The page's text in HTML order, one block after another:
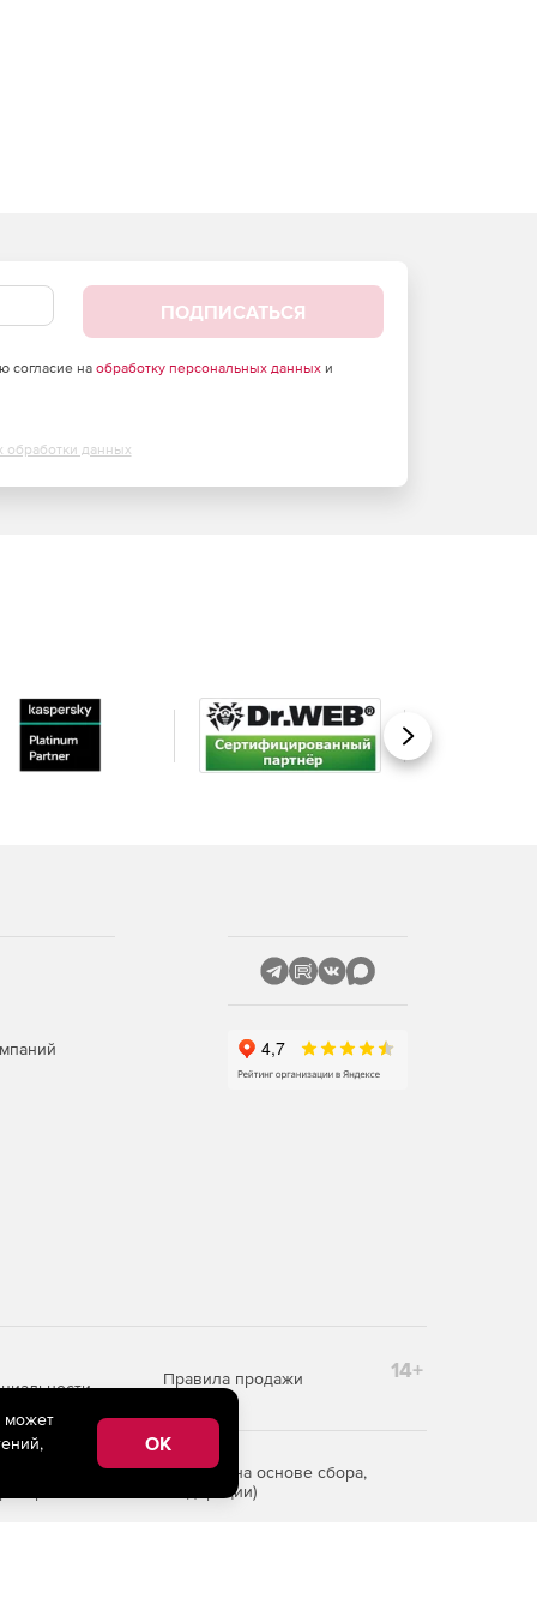
ПОДПИСАТЬСЯ
согласие на обработку персональных данныхи
обработки данных
Вперед
Правила продажи 14+
информации на основе сбора,
Российской Федерации)
может
OK